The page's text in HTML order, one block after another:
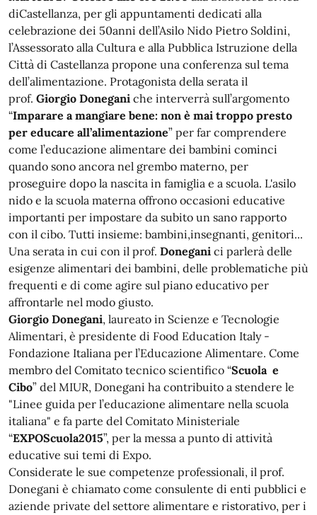
diCastellanza, per gli appuntamenti dedicati alla
celebrazione dei 50anni dell’Asilo Nido Pietro Soldini,
l’Assessorato alla Cultura e alla Pubblica Istruzione della
Città di Castellanza propone una conferenza sul tema
dell’alimentazione. Protagonista della serata il
prof. Giorgio Donegani che interverrà sull’argomento
“Imparare a mangiare bene: non è mai troppo presto
per educare all’alimentazione” per far comprendere
come l’educazione alimentare dei bambini cominci
quando sono ancora nel grembo materno, per
proseguire dopo la nascita in famiglia e a scuola. L'asilo
nido e la scuola materna offrono occasioni educative
importanti per impostare da subito un sano rapporto
con il cibo. Tutti insieme: bambini,insegnanti, genitori...
Una serata in cui con il prof. Donegani ci parlerà delle
esigenze alimentari dei bambini, delle problematiche più
frequenti e di come agire sul piano educativo per
affrontarle nel modo giusto.
Giorgio Donegani, laureato in Scienze e Tecnologie
Alimentari, è presidente di Food Education Italy -
Fondazione Italiana per l’Educazione Alimentare. Come
membro del Comitato tecnico scientifico “Scuola e
Cibo” del MIUR, Donegani ha contribuito a stendere le
"Linee guida per l’educazione alimentare nella scuola
italiana" e fa parte del Comitato Ministeriale
“EXPOScuola2015”, per la messa a punto di attività
educative sui temi di Expo.
Considerate le sue competenze professionali, il prof.
Donegani è chiamato come consulente di enti pubblici e
aziende private del settore alimentare e ristorativo, per i